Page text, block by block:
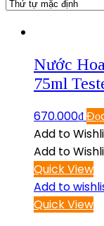
Nước
75ml
670.000₫
Add to
Add to
Quick View
Add to
Quick View